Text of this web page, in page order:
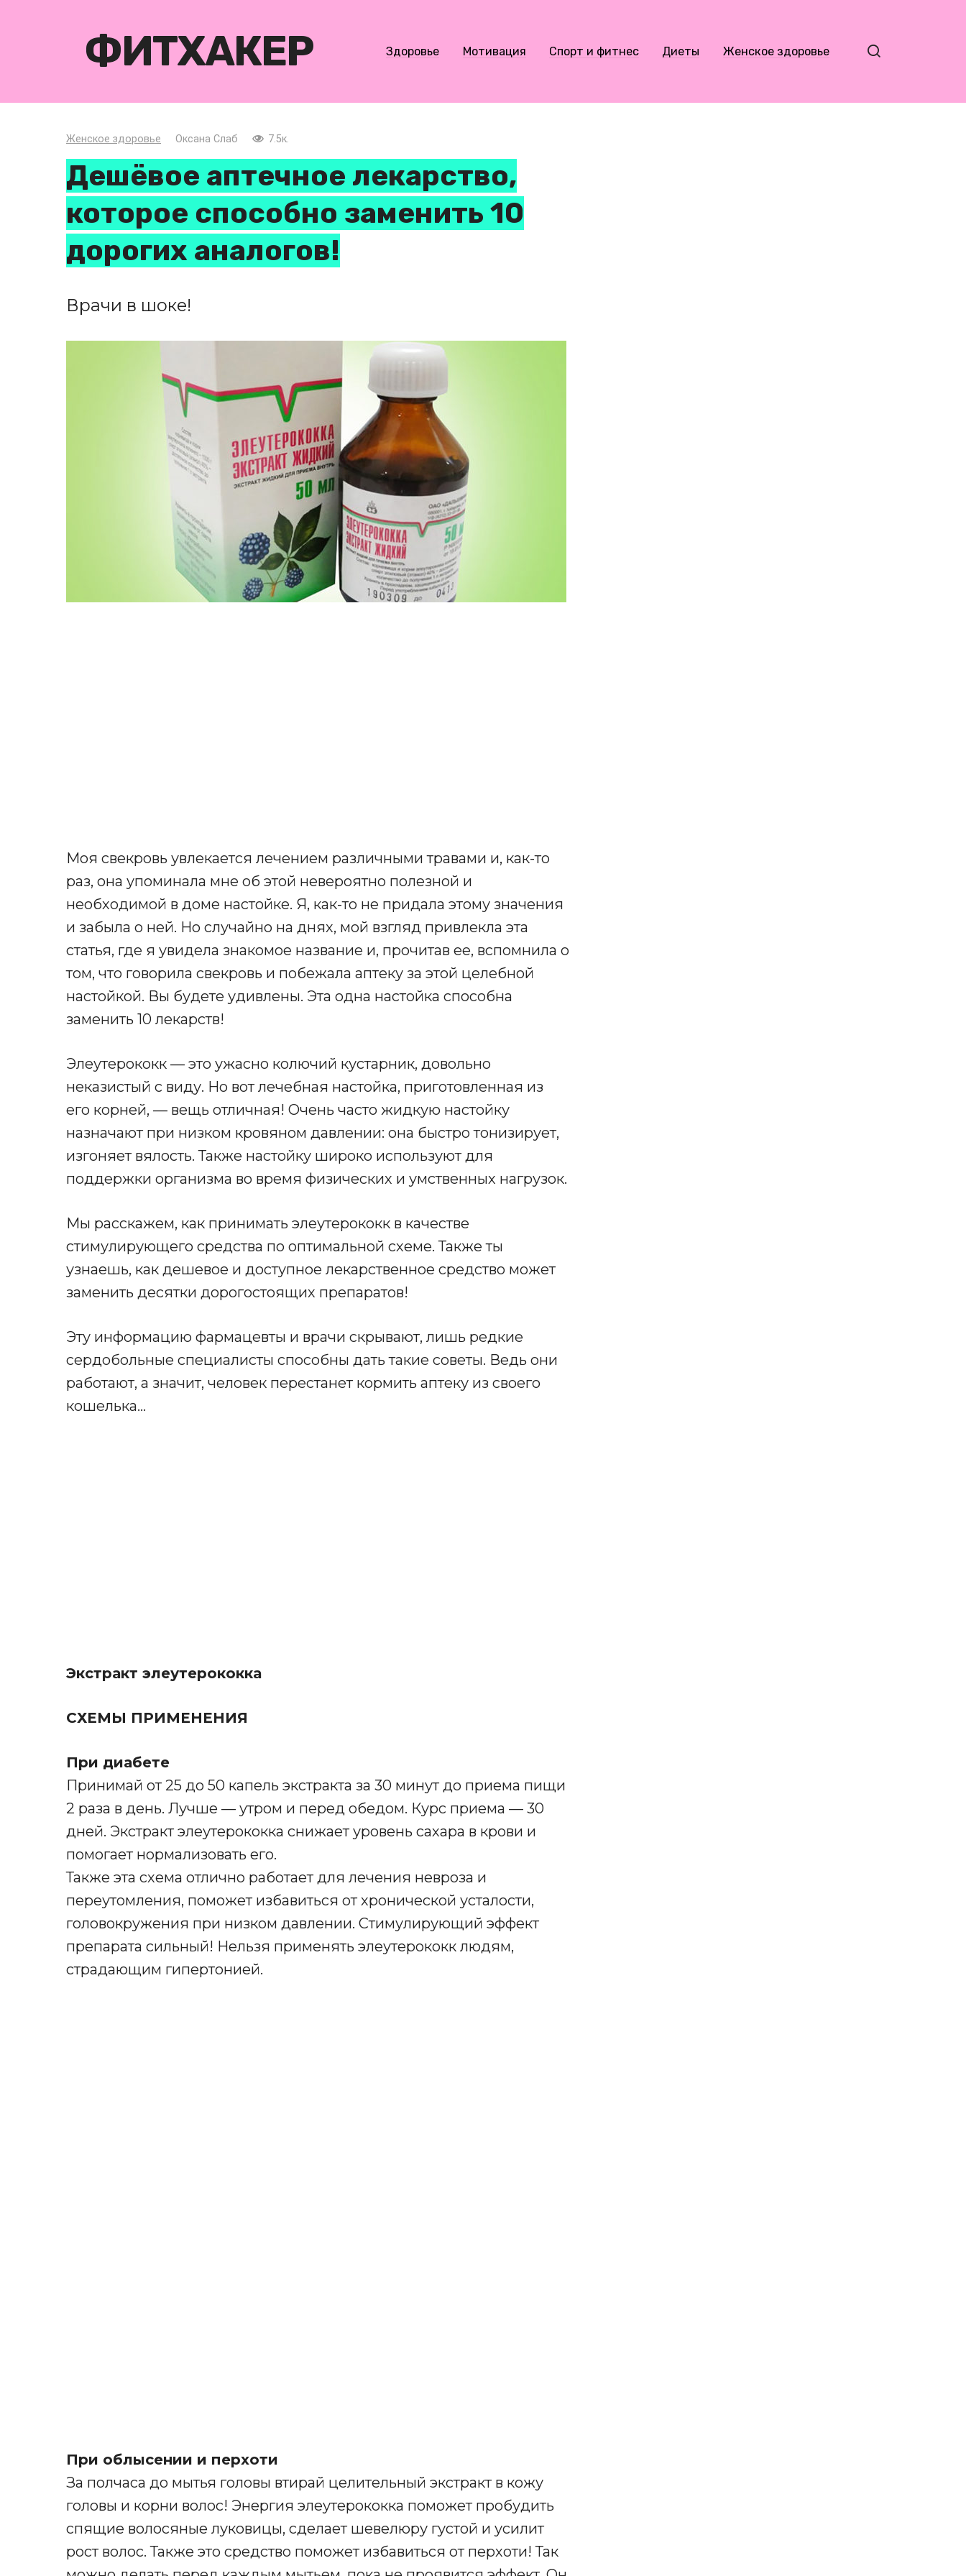
ФИТХАКЕР Здоровье Мотивация Спорт и фитнес Диеты Женское здоровье
Женское здоровье Оксана Слаб 7.5к.
Дешёвое аптечное лекарство,
которое способно заменить 10
дорогих аналогов!
Врачи в шоке!
Моя свекровь увлекается лечением различными травами и, как-то
раз, она упоминала мне об этой невероятно полезной и
необходимой в доме настойке. Я, как-то не придала этому значения
и забыла о ней. Но случайно на днях, мой взгляд привлекла эта
статья, где я увидела знакомое название и, прочитав ее, вспомнила о
том, что говорила свекровь и побежала аптеку за этой целебной
настойкой. Вы будете удивлены. Эта одна настойка способна
заменить 10 лекарств!
Элеутерококк — это ужасно колючий кустарник, довольно
неказистый с виду. Но вот лечебная настойка, приготовленная из
его корней, — вещь отличная! Очень часто жидкую настойку
назначают при низком кровяном давлении: она быстро тонизирует,
изгоняет вялость. Также настойку широко используют для
поддержки организма во время физических и умственных нагрузок.
Мы расскажем, как принимать элеутерококк в качестве
стимулирующего средства по оптимальной схеме. Также ты
узнаешь, как дешевое и доступное лекарственное средство может
заменить десятки дорогостоящих препаратов!
Эту информацию фармацевты и врачи скрывают, лишь редкие
сердобольные специалисты способны дать такие советы. Ведь они
работают, а значит, человек перестанет кормить аптеку из своего
кошелька…
Экстракт элеутерококка
СХЕМЫ ПРИМЕНЕНИЯ
При диабете
Принимай от 25 до 50 капель экстракта за 30 минут до приема пищи
2 раза в день. Лучше — утром и перед обедом. Курс приема — 30
дней. Экстракт элеутерококка снижает уровень сахара в крови и
помогает нормализовать его.
Также эта схема отлично работает для лечения невроза и
переутомления, поможет избавиться от хронической усталости,
головокружения при низком давлении. Стимулирующий эффект
препарата сильный! Нельзя применять элеутерококк людям,
страдающим гипертонией.
При облысении и перхоти
За полчаса до мытья головы втирай целительный экстракт в кожу
головы и корни волос! Энергия элеутерококка поможет пробудить
спящие волосяные луковицы, сделает шевелюру густой и усилит
рост волос. Также это средство поможет избавиться от перхоти! Так